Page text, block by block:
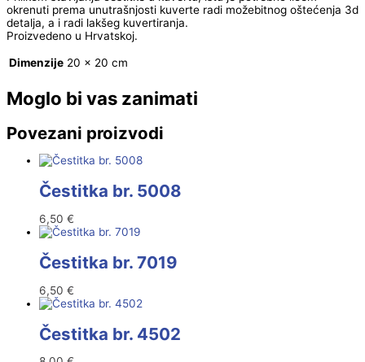
okrenuti prema unutrašnjosti kuverte radi možebitnog oštećenja 3d
detalja, a i radi lakšeg kuvertiranja.
Proizvedeno u Hrvatskoj.
Dimenzije 20 × 20 cm
Moglo bi vas zanimati
Povezani proizvodi
Čestitka br. 5008
6,50 €
Čestitka br. 7019
6,50 €
Čestitka br. 4502